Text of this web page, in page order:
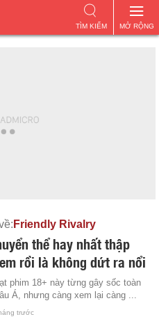
MỞ RỘNG
TÌM KIẾM
Friendly Rivalry
thể hay nhất thập
rồi là không dứt ra nổi
phim 18+ này từng gây sốc toàn
Á, nhưng càng xem lại càng ...
trước